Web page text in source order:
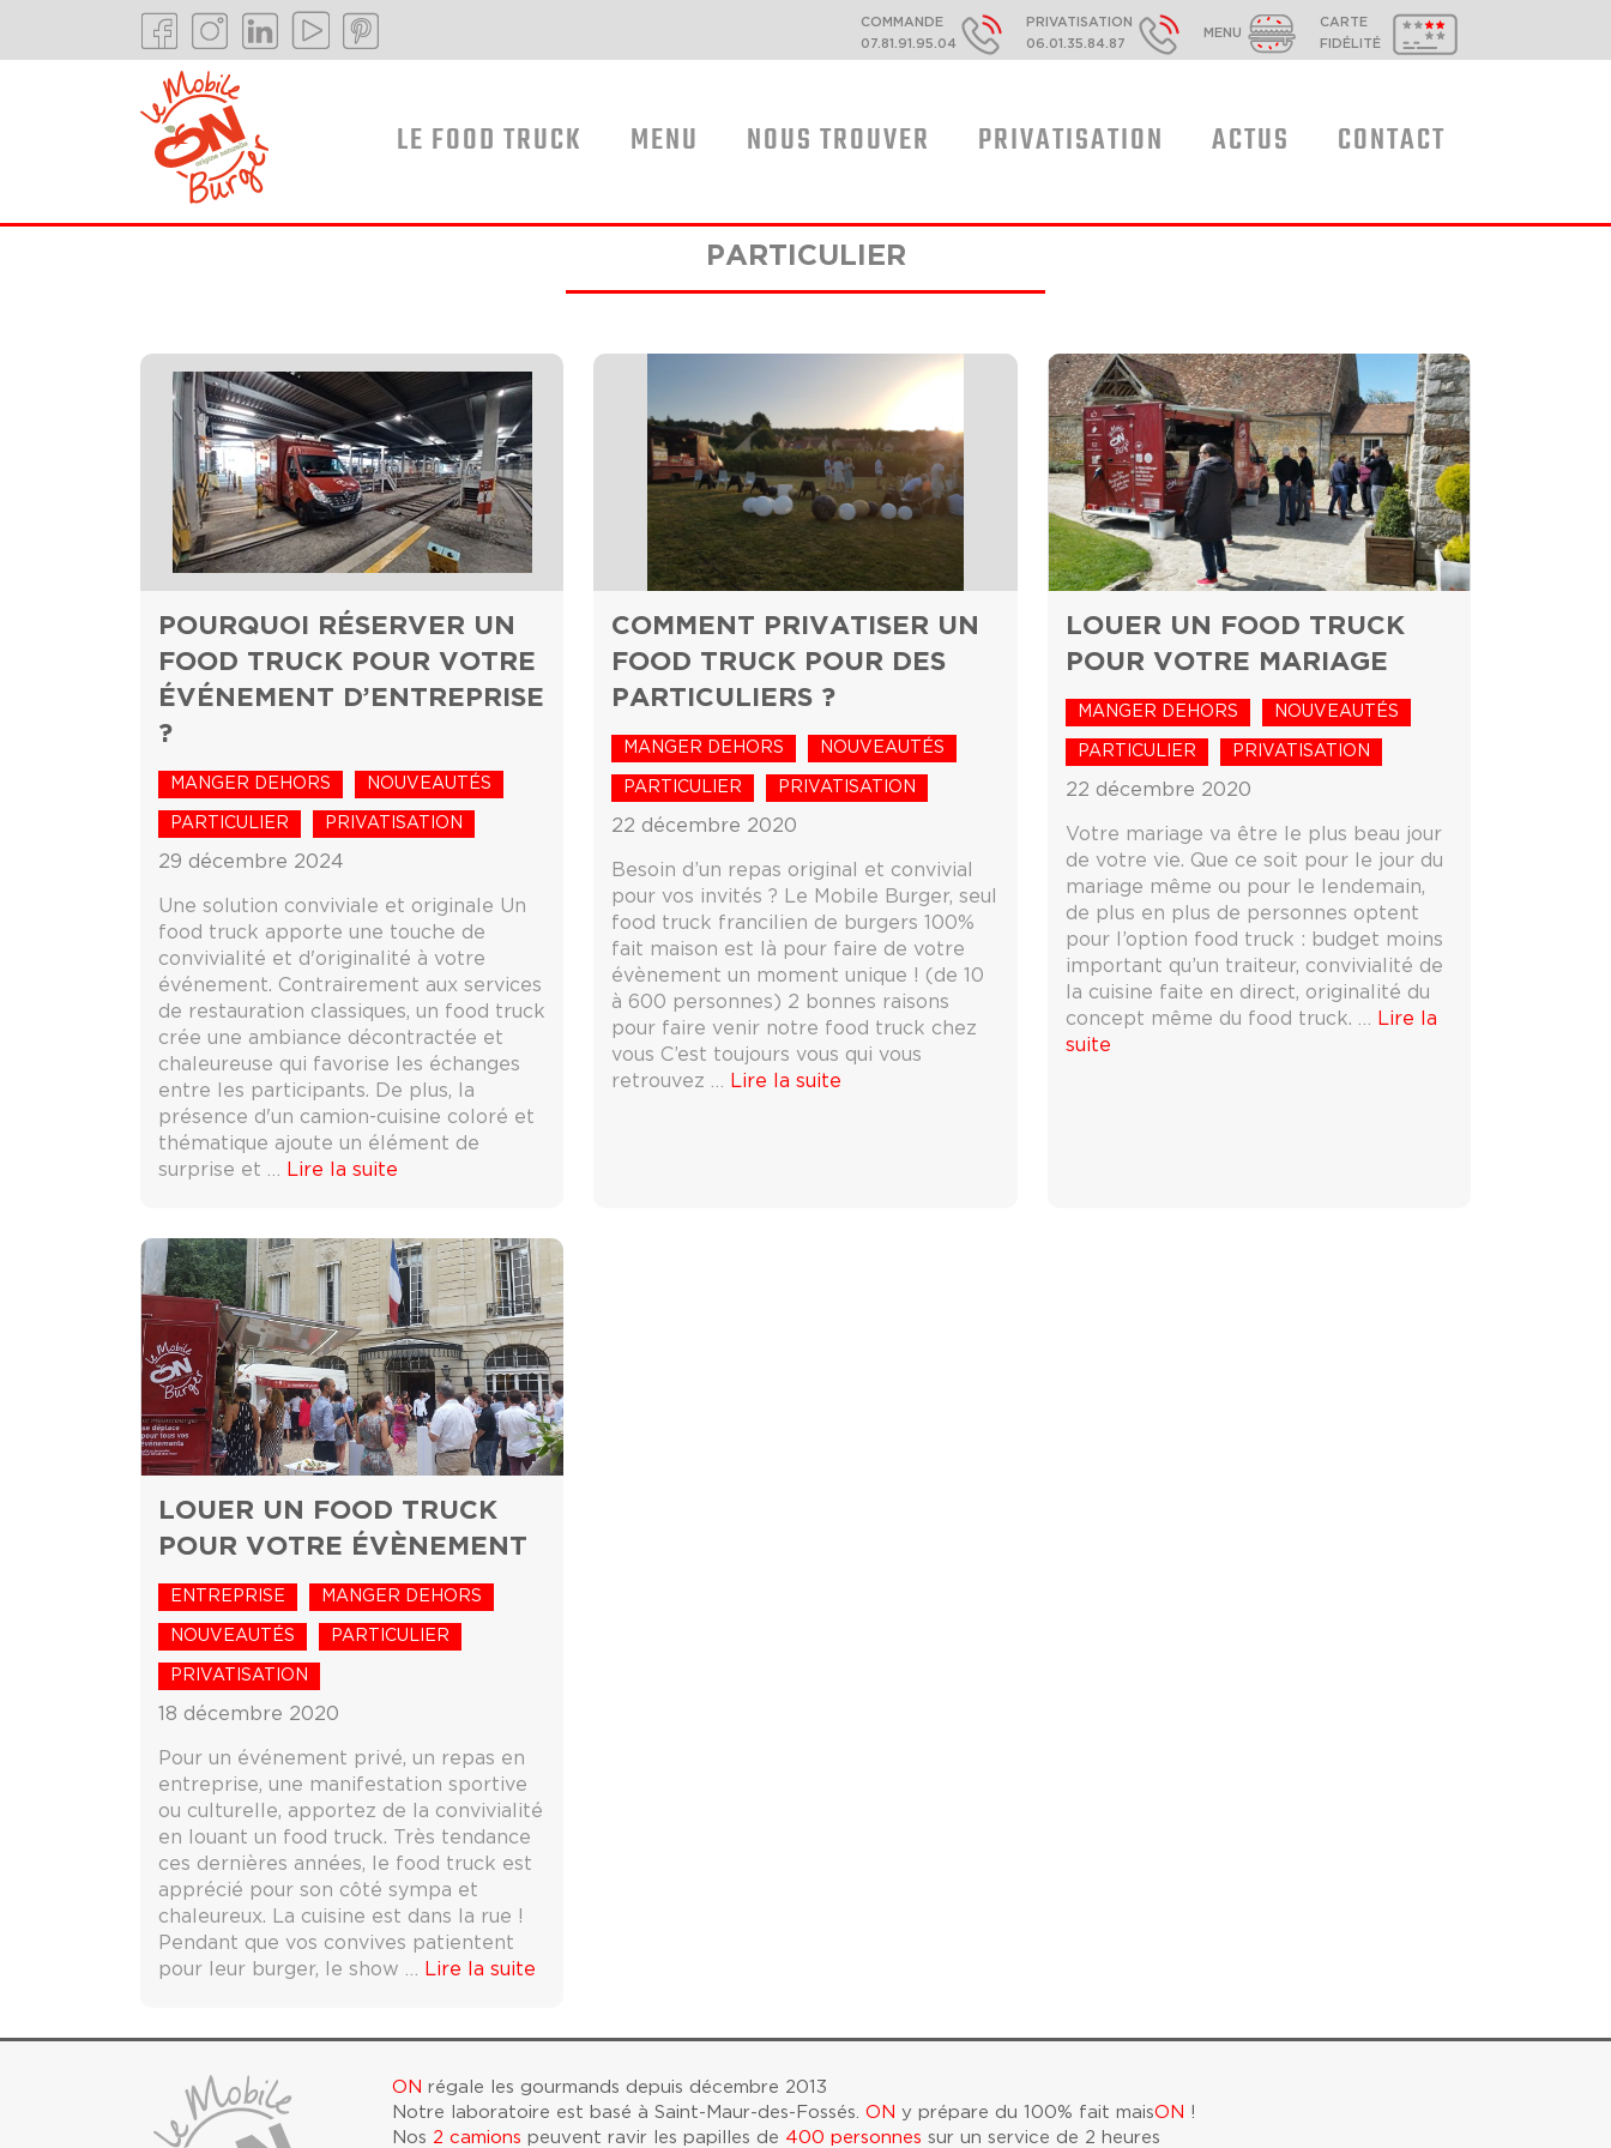
COMMANDE
07.81.91.95.04
PRIVATISATION
06.01.35.84.87
MENU
CARTE
FIDÉLITÉ
LE FOOD TRUCK MENU NOUS TROUVER PRIVATISATION ACTUS CONTACT
PARTICULIER
POURQUOI RÉSERVER UN
FOOD TRUCK POUR VOTRE
ÉVÉNEMENT D’ENTREPRISE
?
MANGER DEHORS NOUVEAUTÉS
PARTICULIER PRIVATISATION
29 décembre 2024
Une solution conviviale et originale Un
food truck apporte une touche de
convivialité et d'originalité à votre
événement. Contrairement aux services
de restauration classiques, un food truck
crée une ambiance décontractée et
chaleureuse qui favorise les échanges
entre les participants. De plus, la
présence d'un camion-cuisine coloré et
thématique ajoute un élément de
surprise et …
Lire la suite
COMMENT PRIVATISER UN
FOOD TRUCK POUR DES
PARTICULIERS ?
MANGER DEHORS NOUVEAUTÉS
PARTICULIER PRIVATISATION
22 décembre 2020
Besoin d’un repas original et convivial
pour vos invités ? Le Mobile Burger, seul
food truck francilien de burgers 100%
fait maison est là pour faire de votre
évènement un moment unique ! (de 10
à 600 personnes) 2 bonnes raisons
pour faire venir notre food truck chez
vous C’est toujours vous qui vous
retrouvez …
Lire la suite
LOUER UN FOOD TRUCK
POUR VOTRE MARIAGE
MANGER DEHORS NOUVEAUTÉS
PARTICULIER PRIVATISATION
22 décembre 2020
Votre mariage va être le plus beau jour
de votre vie. Que ce soit pour le jour du
mariage même ou pour le lendemain,
de plus en plus de personnes optent
pour l’option food truck : budget moins
important qu’un traiteur, convivialité de
la cuisine faite en direct, originalité du
concept même du food truck. …
Lire la
suite
LOUER UN FOOD TRUCK
POUR VOTRE ÉVÈNEMENT
ENTREPRISE MANGER DEHORS
NOUVEAUTÉS PARTICULIER
PRIVATISATION
18 décembre 2020
Pour un événement privé, un repas en
entreprise, une manifestation sportive
ou culturelle, apportez de la convivialité
en louant un food truck. Très tendance
ces dernières années, le food truck est
apprécié pour son côté sympa et
chaleureux. La cuisine est dans la rue !
Pendant que vos convives patientent
pour leur burger, le show …
Lire la suite
ON régale les gourmands depuis décembre 2013
Notre laboratoire est basé à Saint-Maur-des-Fossés. ON y prépare du 100% fait maisON
!
Nos 2 camions peuvent ravir les papilles de 400 personnes sur un service de 2 heures